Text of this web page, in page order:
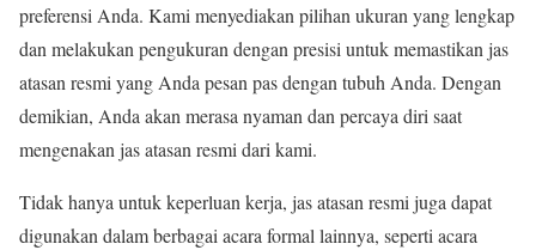
preferensi Anda. Kami menyediakan pilihan ukuran yang lengkap
dan melakukan pengukuran dengan presisi untuk memastikan jas
atasan resmi yang Anda pesan pas dengan tubuh Anda. Dengan
demikian, Anda akan merasa nyaman dan percaya diri saat
mengenakan jas atasan resmi dari kami.
Tidak hanya untuk keperluan kerja, jas atasan resmi juga dapat
digunakan dalam berbagai acara formal lainnya, seperti acara